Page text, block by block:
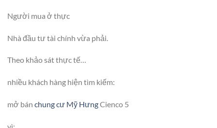
Người mua ở thực
Nhà đầu tư tài chính vừa phải.
Theo khảo sát thực tế…
nhiều khách hàng hiện tìm kiếm:
mở bán chung cư Mỹ HưngCienco 5